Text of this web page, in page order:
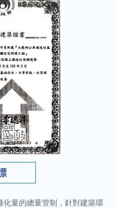
化量的總量管制，針對建築環